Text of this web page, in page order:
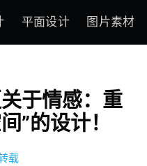
平面设计 图片素材
于情感：重
”的设计！
载